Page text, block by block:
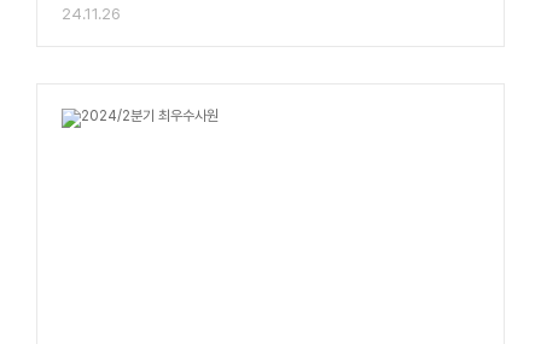
24.11.26